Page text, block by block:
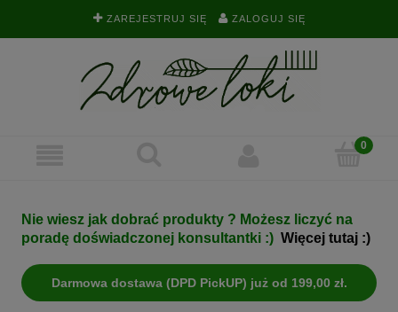
ZAREJESTRUJ SIĘ ZALOGUJ SIĘ
Nie wiesz jak dobrać produkty ? Możesz liczyć na
poradę doświadczonej konsultantki :) Więcej tutaj :)
Darmowa dostawa (DPD PickUP) już od 199,00 zł.